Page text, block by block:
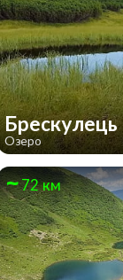
Брескулeць
Озеро
72 км